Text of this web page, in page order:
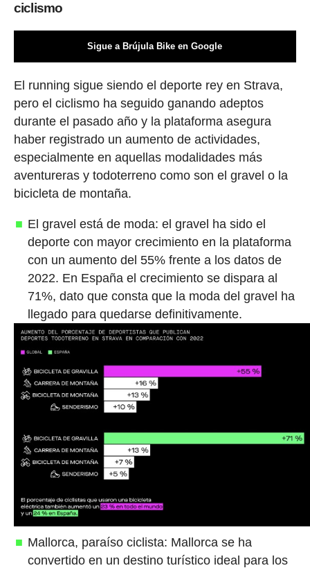
ciclismo
Sigue a Brújula Bike en Google
El running sigue siendo el deporte rey en Strava,
pero el ciclismo ha seguido ganando adeptos
durante el pasado año y la plataforma asegura
haber registrado un aumento de actividades,
especialmente en aquellas modalidades más
aventureras y todoterreno como son el gravel o la
bicicleta de montaña.
El gravel está de moda: el gravel ha sido el
deporte con mayor crecimiento en la plataforma
con un aumento del 55% frente a los datos de
2022. En España el crecimiento se dispara al
71%, dato que consta que la moda del gravel ha
llegado para quedarse definitivamente.
Mallorca, paraíso ciclista: Mallorca se ha
convertido en un destino turístico ideal para los